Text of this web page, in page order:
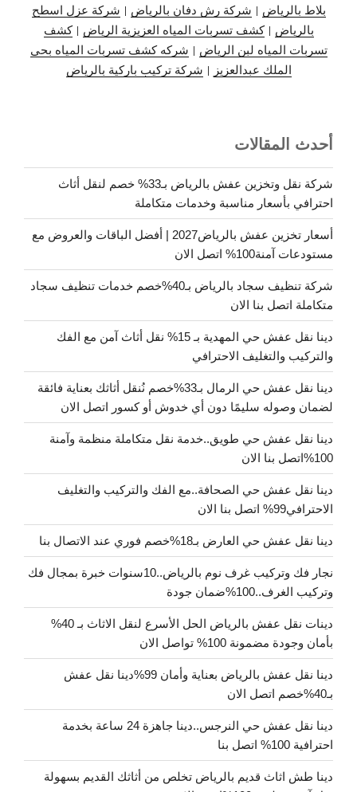
بلاط بالرياض | شركة رش دفان بالرياض | شركة عزل اسطح
بالرياض |كشف تسربات المياه العزيزية الرياض |كشف
تسربات المياه لبن الرياض | شركه كشف تسربات المياه بحي
الملك عبدالعزيز | شركة تركيب باركية بالرياض
أحدث المقالات
شركة نقل وتخزين عفش بالرياض بـ33% خصم لنقل أثاث
احترافي بأسعار مناسبة وخدمات متكاملة
أسعار تخزين عفش بالرياض2027 | أفضل الباقات والعروض مع
مستودعات آمنة100% اتصل الان
شركة تنظيف سجاد بالرياض بـ40%خصم خدمات تنظيف سجاد
متكاملة اتصل بنا الان
دينا نقل عفش حي المهدية بـ 15% نقل أثاث آمن مع الفك
والتركيب والتغليف الاحترافي
دينا نقل عفش حي الرمال بـ33%خصم نُنقل أثاثك بعناية فائقة
لضمان وصوله سليمًا دون أي خدوش أو كسور اتصل الان
دينا نقل عفش حي طويق..خدمة نقل متكاملة منظمة وآمنة
100%اتصل بنا الان
دينا نقل عفش حي الصحافة..مع الفك والتركيب والتغليف
الاحترافي99% اتصل بنا الان
دينا نقل عفش حي العارض بـ18%خصم فوري عند الاتصال بنا
نجار فك وتركيب غرف نوم بالرياض..10سنوات خبرة بمجال فك
وتركيب الغرف..100%ضمان جودة
دينات نقل عفش بالرياض الحل الأسرع لنقل الاثاث بـ 40%
بأمان وجودة مضمونة 100% تواصل الان
دينا نقل عفش بالرياض بعناية وأمان 99%دينا نقل عفش
بـ40%خصم اتصل الان
دينا نقل عفش حي النرجس..دينا جاهزة 24 ساعة بخدمة
احترافية 100% اتصل بنا
دينا طش اثاث قديم بالرياض تخلص من أثاثك القديم بسهولة